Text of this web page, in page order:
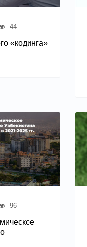
44
«кодинга»
96